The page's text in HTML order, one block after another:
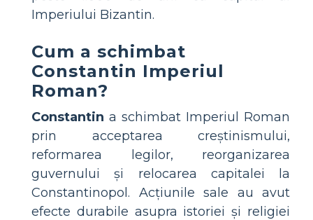
Imperiului Bizantin.
Cum a schimbat
Constantin Imperiul
Roman?
Constantin a schimbat Imperiul Roman
prin acceptarea creștinismului,
reformarea legilor, reorganizarea
guvernului și relocarea capitalei la
Constantinopol. Acțiunile sale au avut
efecte durabile asupra istoriei și religiei